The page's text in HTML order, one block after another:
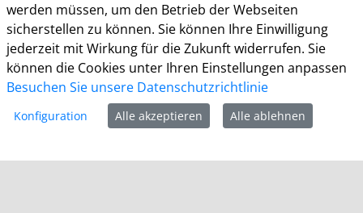
Montag bis Donnerstag: 8.30 bis 15.30 Uhr
Freitag: 8.30 Uhr bis 13.30 Uhr
Impressum
Cookie-Richtlinie
Kontakt
werden müssen, um den Betrieb der Webseiten
sicherstellen zu können. Sie können Ihre Einwilligung
jederzeit mit Wirkung für die Zukunft widerrufen. Sie
können die Cookies unter Ihren Einstellungen anpassen
Besuchen Sie unsere Datenschutzrichtlinie
Konfiguration Alle akzeptieren Alle ablehnen